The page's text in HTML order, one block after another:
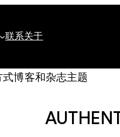
联系关于
式博客和杂志主题